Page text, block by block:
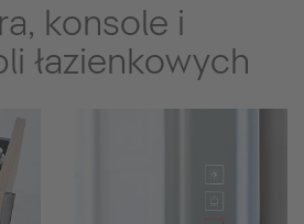
konsole i
łazienkowych